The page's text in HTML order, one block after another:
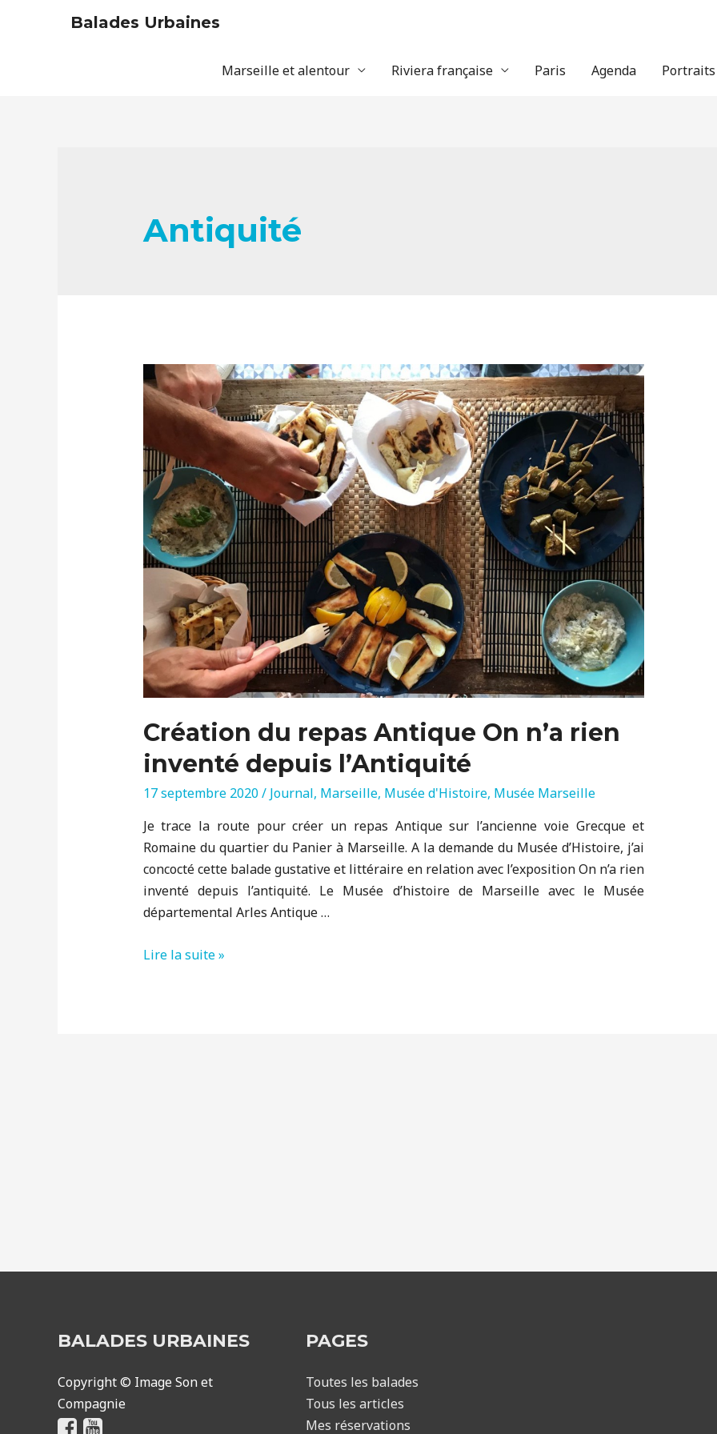
Balades Urbaines
Marseille et alentour Riviera française Paris Agenda Portraits
Antiquité
Création du repas Antique On n’a rien
inventé depuis l’Antiquité
17 septembre 2020/ Journal, Marseille, Musée d'Histoire, Musée Marseille
Je trace la route pour créer un repas Antique sur l’ancienne voie Grecque et
Romaine du quartier du Panier à Marseille. A la demande du Musée d’Histoire, j’ai
concocté cette balade gustative et littéraire en relation avec l’exposition On n’a rien
inventé depuis l’antiquité. Le Musée d’histoire de Marseille avec le Musée
départemental Arles Antique …
Création
Lire la suite »
BALADES URBAINES
Copyright © Image Son et
Compagnie
PAGES
Toutes les balades
Tous les articles
Mes réservations